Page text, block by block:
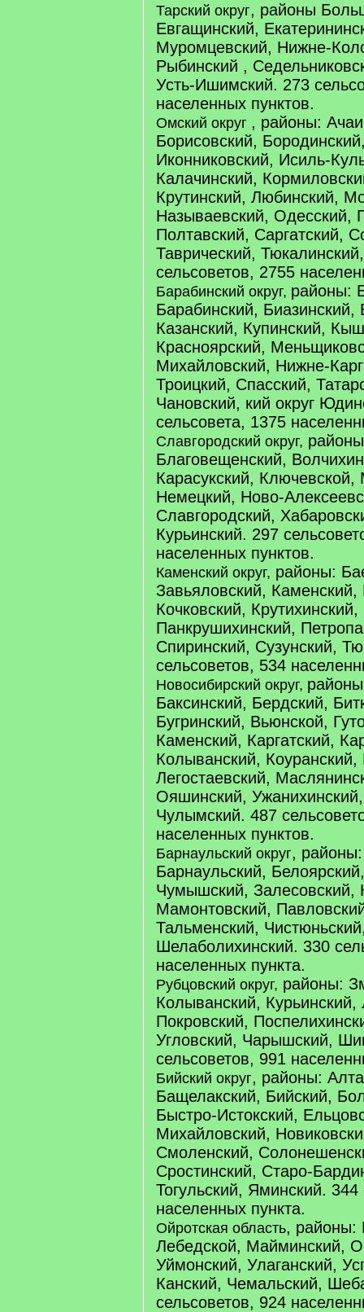
Тарский округ, районы
Евгащинский,
Муромцевский, Нижне-
Рыбинский ,
Усть-Ишимский. 273
населенных пунктов.
Омский округ , районы:
Борисовский,
Иконниковский, Исиль-
Калачинский,
Крутинский, Любинский,
Называевский, Одесский,
Полтавский, Саргатский,
Таврический,
сельсоветов, 2755
Барабинский округ, районы:
Барабинский, Биазинский,
Казанский, Купинский,
Красноярский,
Михайловский, Нижне-
Троицкий, Спасский,
Чановский, кий округ
сельсовета, 1375
Славгородский округ,
Благовещенский,
Карасукский, Ключевской,
Немецкий, Ново-
Славгородский,
Курьинский. 297
населенных пунктов.
Каменский округ, районы:
Завьяловский, Каменский,
Кочковский,
Панкрушихинский,
Спиринский, Сузунский,
сельсоветов, 534
Новосибирский округ,
Баксинский, Бердский,
Бугринский, Вьюнской,
Каменский, Каргатский,
Колыванский, Коуранский,
Легостаевский,
Ояшинский,
Чулымский. 487
населенных пунктов.
Барнаульский округ,
Барнаульский,
Чумышский, Залесовский,
Мамонтовский,
Тальменский,
Шелаболихинский. 330
населенных пункта.
Рубцовский округ, районы:
Колыванский, Курьинский,
Покровский,
Угловский, Чарышский,
сельсоветов, 991
Бийский округ, районы:
Бащелакский, Бийский,
Быстро-Истокский,
Михайловский,
Смоленский,
Сростинский, Старо-
Тогульский, Яминский. 344
населенных пункта.
Ойротская область, районы:
Лебедской, Майминский,
Уймонский, Улаганский,
Канский, Чемальский,
сельсоветов, 924